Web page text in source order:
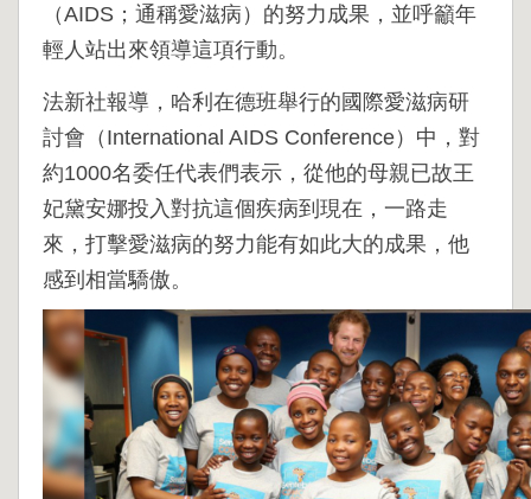
（AIDS；通稱愛滋病）的努力成果，並呼籲年
輕人站出來領導這項行動。
法新社報導，哈利在德班舉行的國際愛滋病研
討會（International AIDS Conference）中，對
約1000名委任代表們表示，從他的母親已故王
妃黛安娜投入對抗這個疾病到現在，一路走
來，打擊愛滋病的努力能有如此大的成果，他
感到相當驕傲。